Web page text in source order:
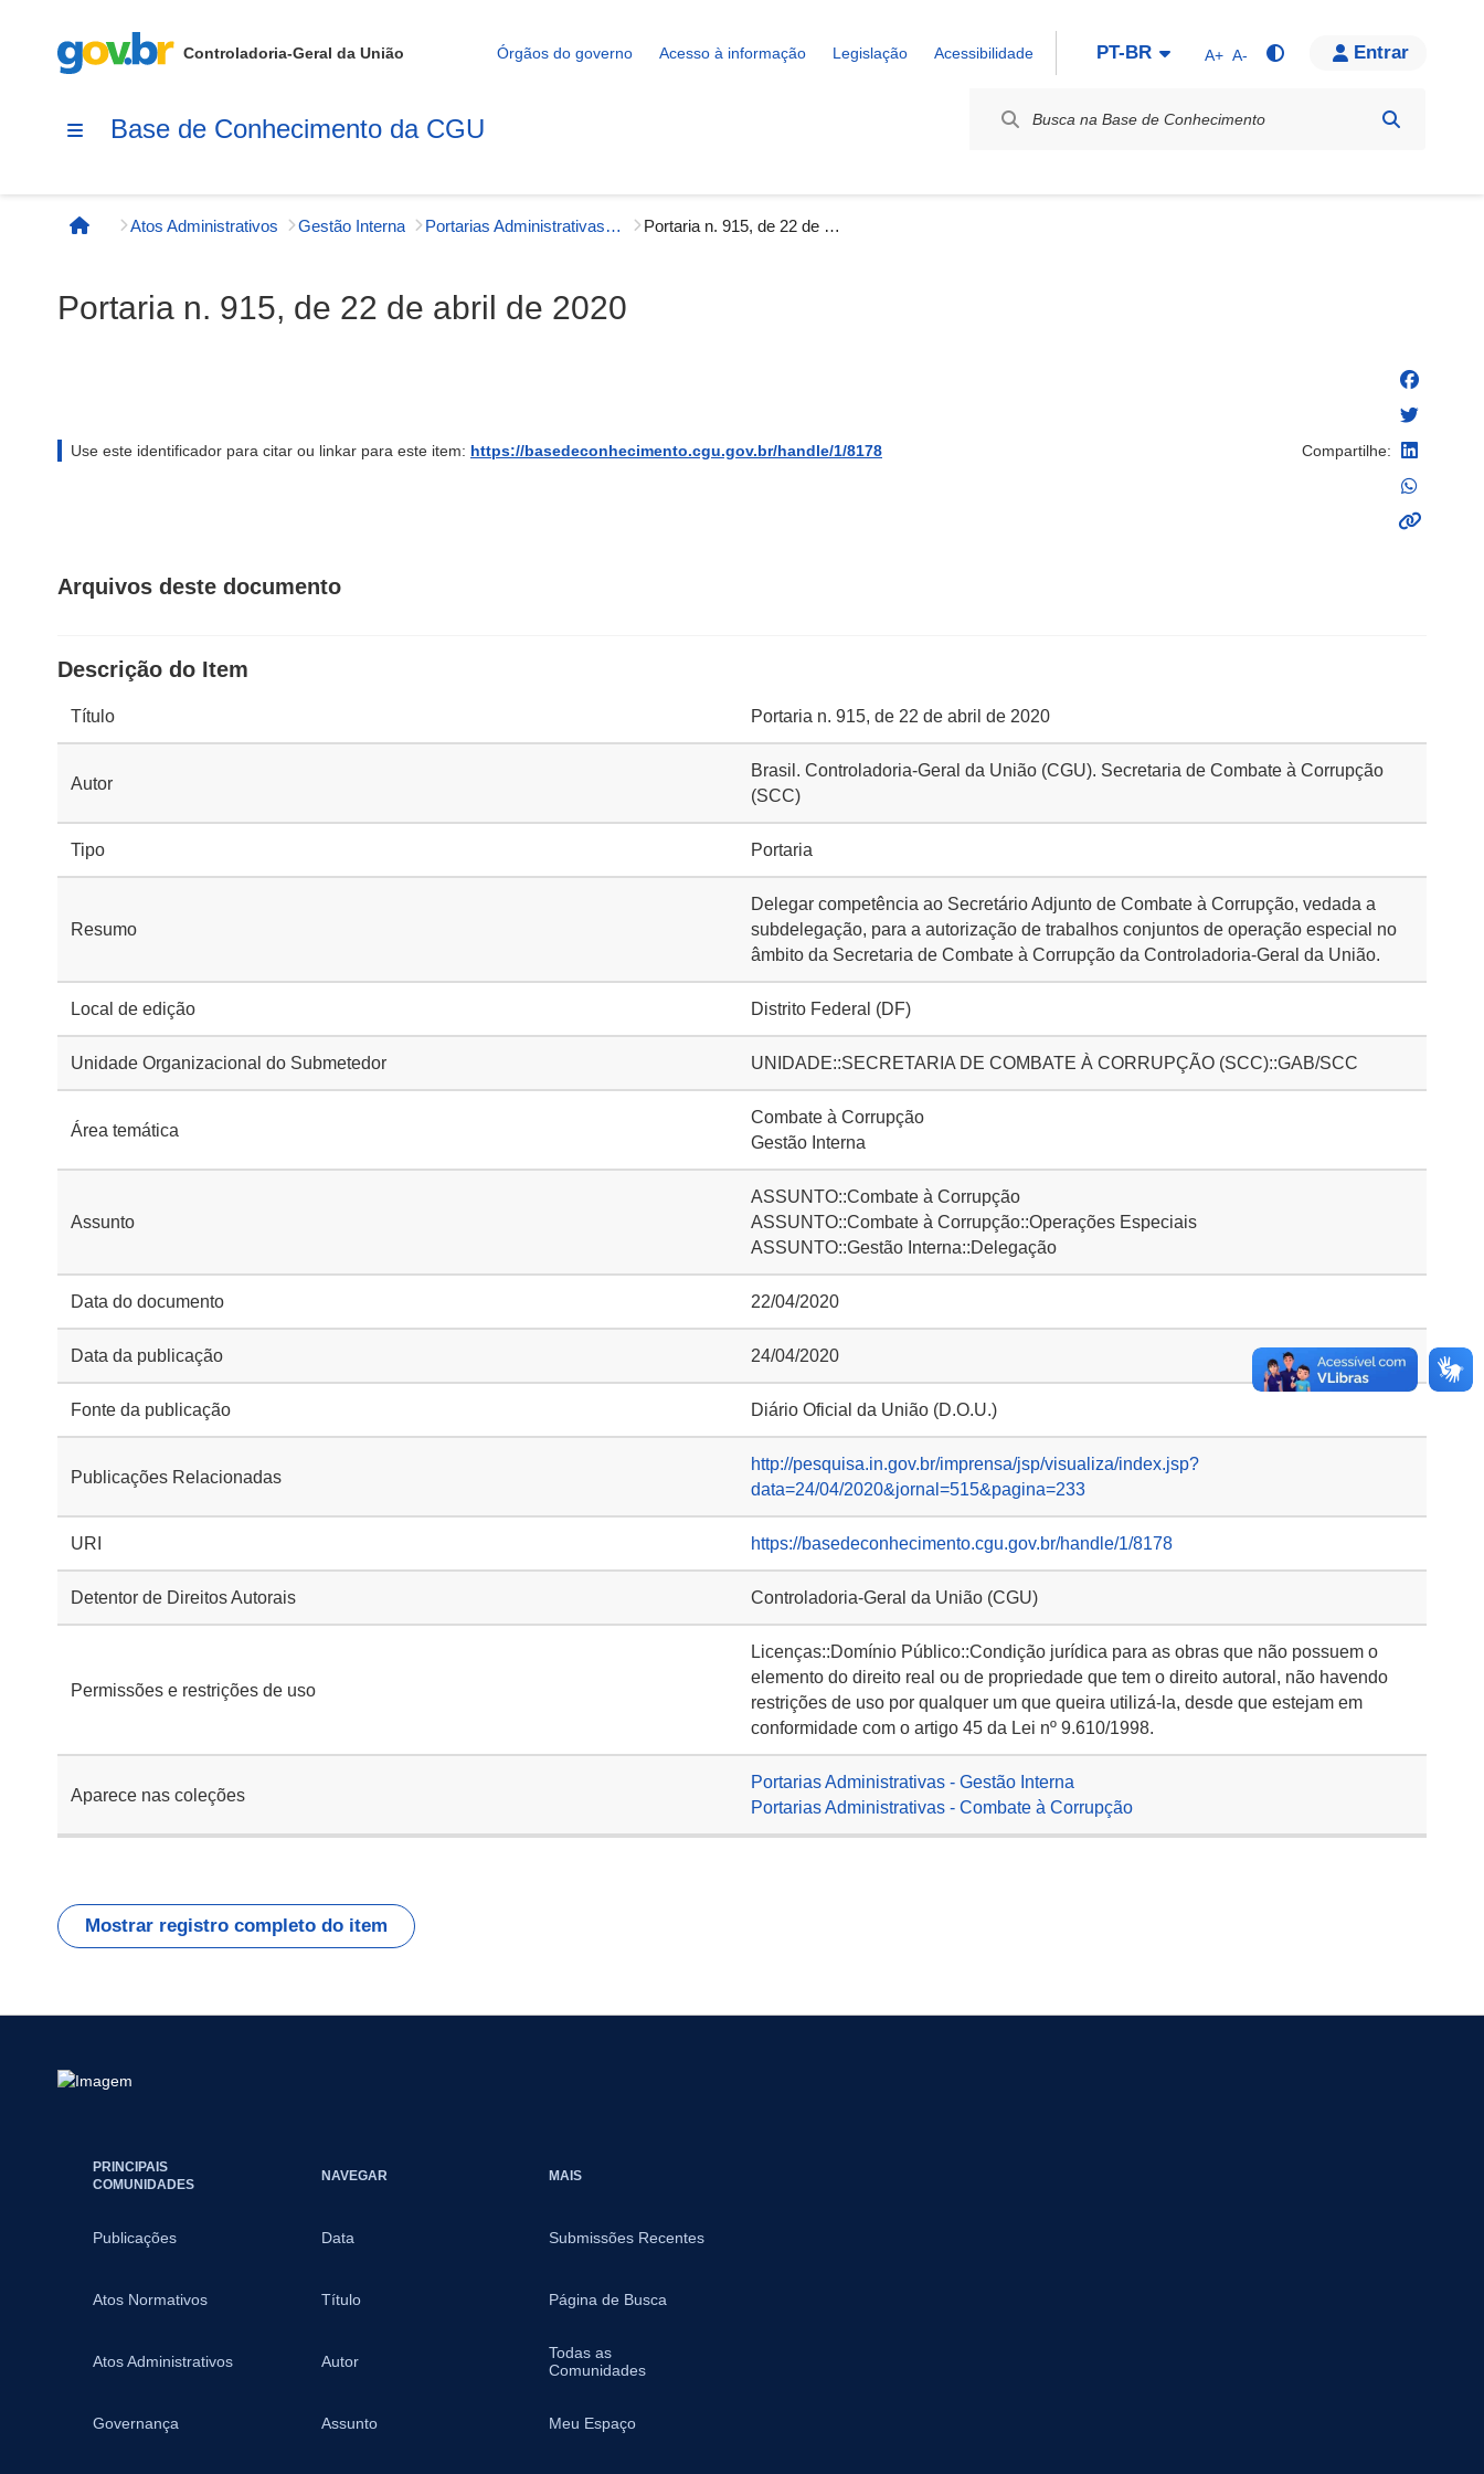
Controladoria-Geral da União Órgãos do governo Acesso à informação Legislação Acessibilidade PT-BR A+ A- Entrar
Base de Conhecimento da CGU
Página inicial
Atos Administrativos Gestão Interna Portarias Administrativas - Gestão Interna Portaria n. 915, de 22 de abril de 2020
Portaria n. 915, de 22 de abril de 2020
Use este identificador para citar ou linkar para este item: https://basedeconhecimento.cgu.gov.br/handle/1/8178 Compartilhe:
Arquivos deste documento
Descrição do Item
Título Portaria n. 915, de 22 de abril de 2020
Autor
Brasil. Controladoria-Geral da União (CGU). Secretaria de Combate à Corrupção
(SCC)
Tipo Portaria
Resumo
Delegar competência ao Secretário Adjunto de Combate à Corrupção, vedada a
subdelegação, para a autorização de trabalhos conjuntos de operação especial no
âmbito da Secretaria de Combate à Corrupção da Controladoria-Geral da União.
Local de edição Distrito Federal (DF)
Unidade Organizacional do Submetedor UNIDADE::SECRETARIA DE COMBATE À CORRUPÇÃO (SCC)::GAB/SCC
Área temática
Combate à Corrupção
Gestão Interna
Assunto
ASSUNTO::Combate à Corrupção
ASSUNTO::Combate à Corrupção::Operações Especiais
ASSUNTO::Gestão Interna::Delegação
Data do documento 22/04/2020
Data da publicação 24/04/2020
Fonte da publicação Diário Oficial da União (D.O.U.)
Publicações Relacionadas
http://pesquisa.in.gov.br/imprensa/jsp/visualiza/index.jsp?
data=24/04/2020&jornal=515&pagina=233
URI https://basedeconhecimento.cgu.gov.br/handle/1/8178
Detentor de Direitos Autorais Controladoria-Geral da União (CGU)
Permissões e restrições de uso
Licenças::Domínio Público::Condição jurídica para as obras que não possuem o
elemento do direito real ou de propriedade que tem o direito autoral, não havendo
restrições de uso por qualquer um que queira utilizá-la, desde que estejam em
conformidade com o artigo 45 da Lei nº 9.610/1998.
Aparece nas coleções
Portarias Administrativas - Gestão Interna
Portarias Administrativas - Combate à Corrupção
Mostrar registro completo do item
PRINCIPAIS
COMUNIDADES
Publicações
Atos Normativos
Atos Administrativos
Governança
NAVEGAR
Data
Título
Autor
Assunto
MAIS
Submissões Recentes
Página de Busca
Todas as
Comunidades
Meu Espaço